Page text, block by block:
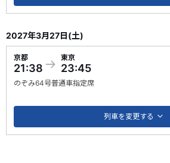
2027年3月27日(土)
京都
21:38
東京
23:45
のぞみ64号普通車指定席
列車を変更する